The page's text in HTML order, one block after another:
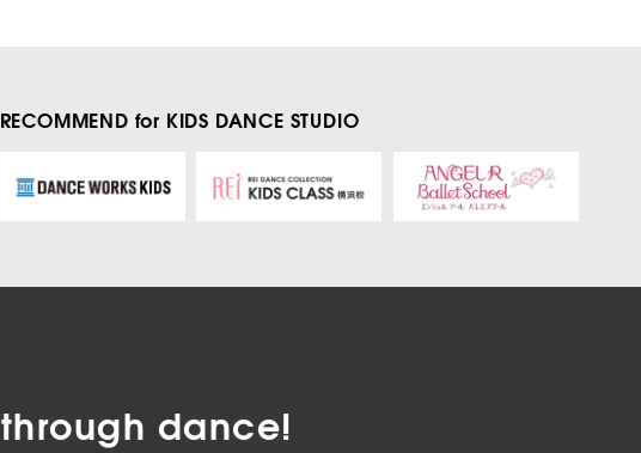
RECOMMEND for KIDS DANCE STUDIO
through dance!